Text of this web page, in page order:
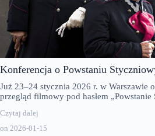
Konferencja o Powstaniu
on 2026-01-15
Już 23–24 stycznia 2026 r. w Warszawie
przegląd filmowy pod hasłem
Czytaj dalej